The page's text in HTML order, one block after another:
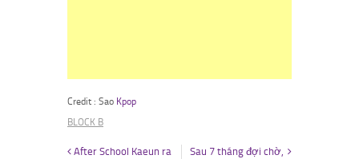
Credit : Sao Kpop
BLOCK B
After School Kaeun ra
Sau 7 tháng đợi chờ,